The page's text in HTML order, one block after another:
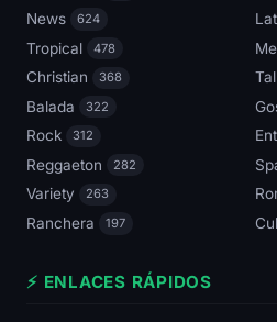
News 624
Tropical 478
Christian 368
Balada 322
Rock 312
Reggaeton 282
Variety 263
Ranchera 197
⚡ ENLACES RÁPIDOS